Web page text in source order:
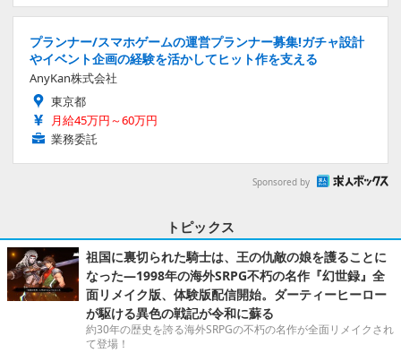
プランナー/スマホゲームの運営プランナー募集!ガチャ設計
やイベント企画の経験を活かしてヒット作を支える
AnyKan株式会社
東京都
月給45万円～60万円
業務委託
Sponsored by
トピックス
祖国に裏切られた騎士は、王の仇敵の娘を護ることに
なった―1998年の海外SRPG不朽の名作『幻世録』全
面リメイク版、体験版配信開始。ダーティーヒーロー
が駆ける異色の戦記が令和に蘇る
約30年の歴史を誇る海外SRPGの不朽の名作が全面リメイクされ
て登場！